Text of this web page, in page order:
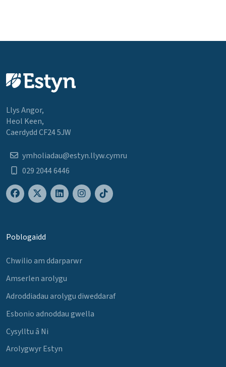
Llys Angor,
Heol Keen,
Caerdydd CF24 5JW
ymholiadau@estyn.llyw.cymru
029 2044 6446
Poblogaidd
Chwilio am ddarparwr
Amserlen arolygu
Adroddiadau arolygu diweddaraf
Esbonio adnoddau gwella
Cysylltu â Ni
Arolygwyr Estyn